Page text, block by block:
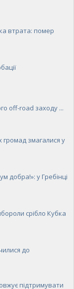
втрата: помер
off-road заходу ...
громад змагалися у
добра!»: у Гребінці
срібло Кубка
до
підтримувати